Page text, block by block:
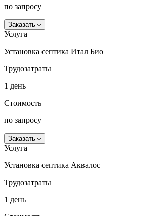
по запросу
Заказать
Услуга
Установка септика Итал Био
Трудозатраты
1 день
Стоимость
по запросу
Заказать
Услуга
Установка септика Аквалос
Трудозатраты
1 день